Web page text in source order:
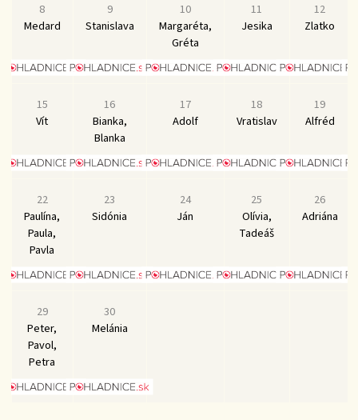
8
Medard
9
Stanislava
10
Margaréta,
Gréta
11
Jesika
12
Zlatko
15
Vít
16
Bianka,
Blanka
17
Adolf
18
Vratislav
19
Alfréd
22
Paulína,
Paula,
Pavla
23
Sidónia
24
Ján
25
Olívia,
Tadeáš
26
Adriána
29
Peter,
Pavol,
Petra
30
Melánia